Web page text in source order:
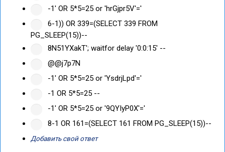
-1' OR 5*5=25 or 'hrGjpr5V'='
6-1)) OR 339=(SELECT 339 FROM
PG_SLEEP(15))--
8N51YXakT'; waitfor delay '0:0:15' --
@@j7p7N
-1' OR 5*5=25 or 'YsdrjLpd'='
-1 OR 5*5=25 --
-1' OR 5*5=25 or '9QYIyP0X'='
8-1 OR 161=(SELECT 161 FROM PG_SLEEP(15))--
Добавить свой ответ